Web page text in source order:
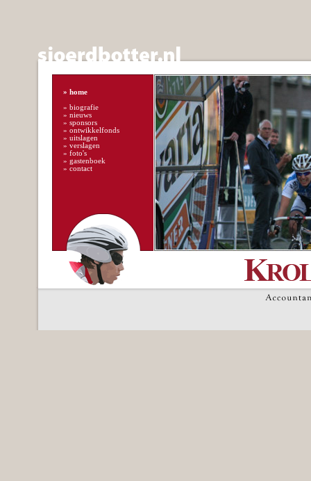
» home
» biografie
» nieuws
» sponsors
» ontwikkelfonds
» uitslagen
» verslagen
» foto's
» gastenboek
» contact